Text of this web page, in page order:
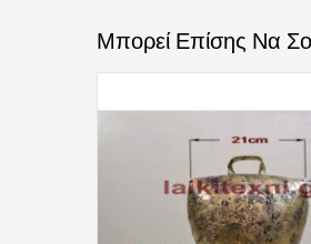
Μπορεί Επίσης Να